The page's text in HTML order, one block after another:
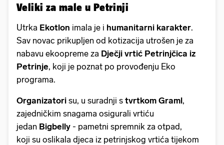
Veliki za male u Petrinji
Utrka Ekotlon imala je i humanitarni karakter.
Sav novac prikupljen od kotizacija utrošen je za
nabavu ekoopreme za Dječji vrtić Petrinjčica iz
Petrinje, koji je poznat po provođenju Eko
programa.
Organizatori su, u suradnji s tvrtkom Graml,
zajedničkim snagama osigurali vrtiću
jedan Bigbelly - pametni spremnik za otpad,
koji su oslikala djeca iz petrinjskog vrtića tijekom